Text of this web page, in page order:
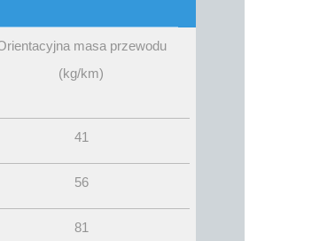
masa przewodu
(kg/km)
41
56
81